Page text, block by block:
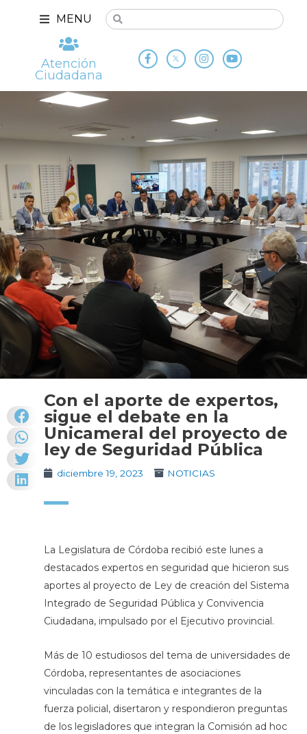
MENU
Atención
Ciudadana
Con el aporte de expertos,
sigue el debate en la
Unicameral del proyecto de
ley de Seguridad Pública
diciembre 19, 2023 NOTICIAS
La Legislatura de Córdoba recibió este lunes a
destacados expertos en seguridad que hicieron sus
aportes al proyecto de Ley de creación del Sistema
Integrado de Seguridad Pública y Convivencia
Ciudadana, impulsado por el Ejecutivo provincial.
Más de 10 estudiosos del tema de universidades de
Córdoba, representantes de asociaciones
vinculadas con la temática e integrantes de la
fuerza policial, disertaron y respondieron preguntas
de los legisladores que integran la Comisión ad hoc